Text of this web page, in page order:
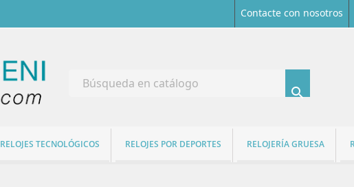
Contacte con nosotros

RELOJES TECNOLÓGICOS RELOJES POR DEPORTES RELOJERÍA GRUESA